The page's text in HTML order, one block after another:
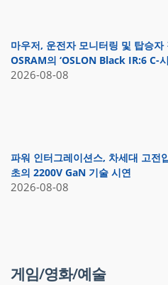
마우저, 운전자 모니터링 및 탑승
OSRAM의 ‘OSLON Black IR:6 C-
2026-08-08
파워 인터그레이션스, 차세대 고전
초의 2200V GaN 기술 시연
2026-08-08
게임/영화/예술